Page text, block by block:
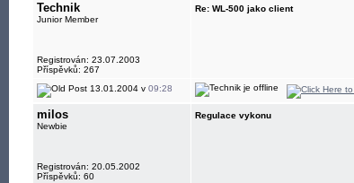
Technik
Junior Member
Registrován: 23.07.2003
Příspěvků: 267
Re: WL-500 jako client
13.01.2004 v 09:28
milos
Newbie
Registrován: 20.05.2002
Příspěvků: 60
Regulace vykonu